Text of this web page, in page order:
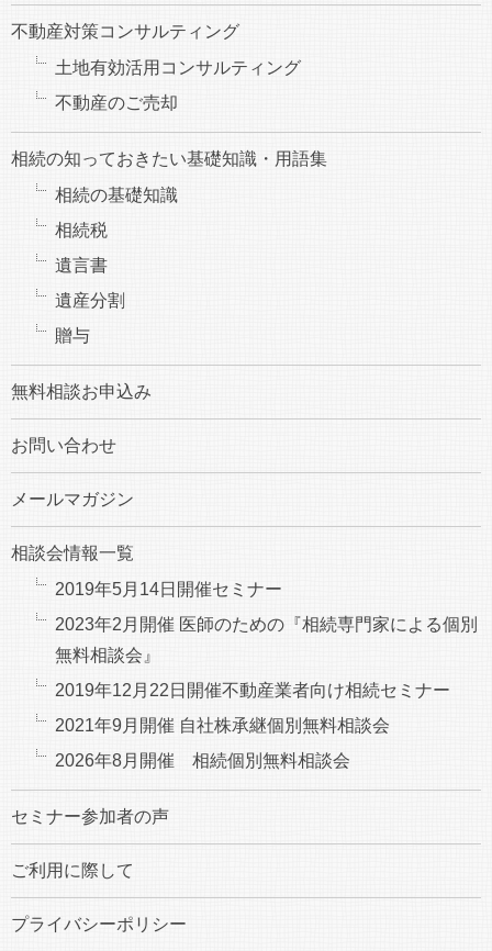
不動産対策コンサルティング
土地有効活用コンサルティング
不動産のご売却
相続の知っておきたい基礎知識・用語集
相続の基礎知識
相続税
遺言書
遺産分割
贈与
無料相談お申込み
お問い合わせ
メールマガジン
相談会情報一覧
2019年5月14日開催セミナー
2023年2月開催 医師のための『相続専門家による個別
無料相談会』
2019年12月22日開催不動産業者向け相続セミナー
2021年9月開催 自社株承継個別無料相談会
2026年8月開催 相続個別無料相談会
セミナー参加者の声
ご利用に際して
プライバシーポリシー